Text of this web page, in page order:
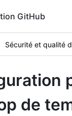
GitHub
Sécurité et qualité
de